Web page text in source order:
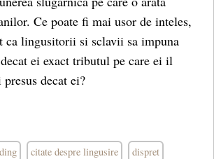
Ce poate fi mai usor de inteles,
ca lingusitorii si sclavii sa impuna
ei exact tributul pe care ei il
decat ei?
citate despre lingusire dispret